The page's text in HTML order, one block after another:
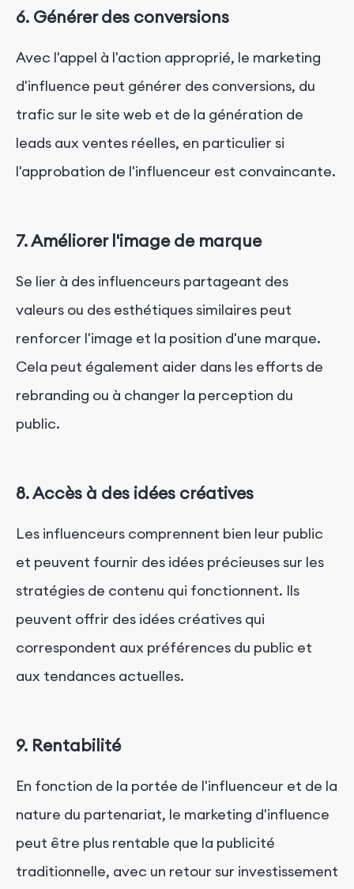
6. Générer des conversions
Avec l'appel à l'action approprié, le marketing
d'influence peut générer des conversions, du
trafic sur le site web et de la génération de
leads aux ventes réelles, en particulier si
l'approbation de l'influenceur est convaincante.
7. Améliorer l'image de marque
Se lier à des influenceurs partageant des
valeurs ou des esthétiques similaires peut
renforcer l'image et la position d'une marque.
Cela peut également aider dans les efforts de
rebranding ou à changer la perception du
public.
8. Accès à des idées créatives
Les influenceurs comprennent bien leur public
et peuvent fournir des idées précieuses sur les
stratégies de contenu qui fonctionnent. Ils
peuvent offrir des idées créatives qui
correspondent aux préférences du public et
aux tendances actuelles.
9. Rentabilité
En fonction de la portée de l'influenceur et de la
nature du partenariat, le marketing d'influence
peut être plus rentable que la publicité
traditionnelle, avec un retour sur investissement